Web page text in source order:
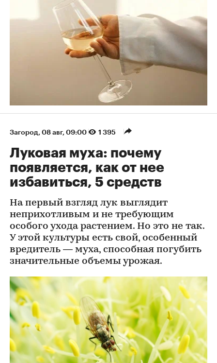
Загород 08 авг, 09:00 1 395
Луковая муха: почему
появляется, как от нее
избавиться, 5 средств
На первый взгляд лук выглядит
неприхотливым и не требующим
особого ухода растением. Но это не так.
У этой культуры есть свой, особенный
вредитель — муха, способная погубить
значительные объемы урожая.